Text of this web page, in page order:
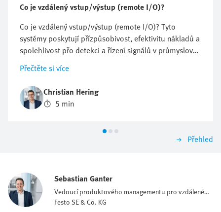
Co je vzdálený vstup/výstup (remote I/O)?
Co je vzdálený vstup/výstup (remote I/O)? Tyto
systémy poskytují přízpůsobivost, efektivitu nákladů a
spolehlivost přo detekci a řízení signálů v průmyslové
automatizaci. Umožňují decentralizované uspořádání
modulů se vst./výst., snižují nároky na elektrickou
instalaci a zjednodušují údržbu.
Přečtěte si více
Christian Hering
5 min
Přehled
Sebastian Ganter
Vedoucí produktového managementu pro vzdálené
vst./výst. a komunikaci.
Festo SE & Co. KG